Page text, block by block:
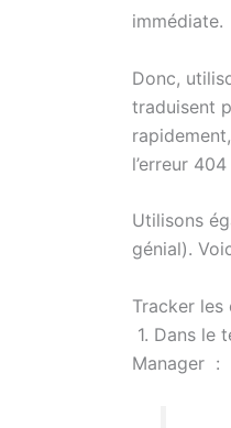
immédiate.
Donc,
traduisent
l’erreur
Utilisons
génial).
Tracker les
1. Dans le
Manager :